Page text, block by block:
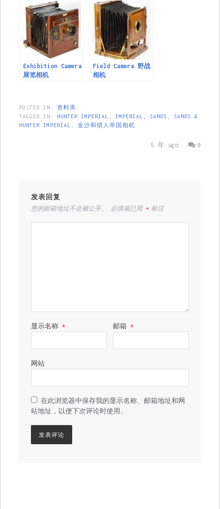
相机
Exhibition Camera
展览相机
Field Camera 野战
相机
POSTED IN: 资料库
TAGGED IN: HUNTER IMPERIAL IMPERIAL SANDS
SANDS &
HUNTER IMPERIAL
金沙和猎人帝国相机
0
5 年 ago
发表回复
您的邮箱地址不会被公开。 必填项已用 *标注
显示名称 * 邮箱*
网站
在此浏览器中保存我的显示名称、邮箱地址和网
站地址，以便下次评论时使用。